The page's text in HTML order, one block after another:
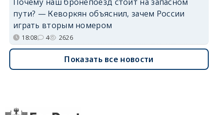
пути? — Кеворкян объяснил, зачем России
играть вторым номером
18:08 4 2626
Показать все новости